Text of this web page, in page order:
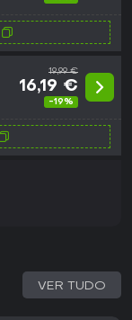
19,99 €
16,19 €
-19%
VER TUDO